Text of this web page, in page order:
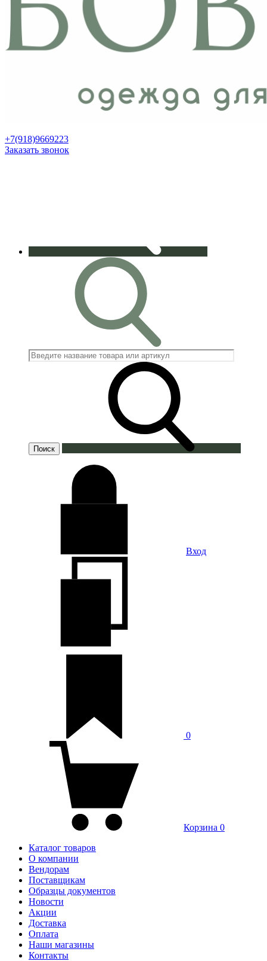
+7(918)9669223
Заказать звонок
Вход
0
Корзина 0
Каталог товаров
О компании
Вендорам
Поставщикам
Образцы документов
Новости
Акции
Доставка
Оплата
Наши магазины
Контакты